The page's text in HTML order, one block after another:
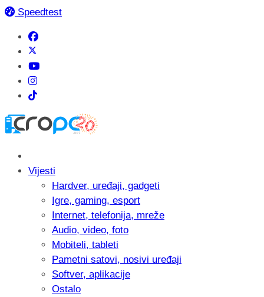
Speedtest
Vijesti
Hardver, uređaji, gadgeti
Igre, gaming, esport
Internet, telefonija, mreže
Audio, video, foto
Mobiteli, tableti
Pametni satovi, nosivi uređaji
Softver, aplikacije
Ostalo